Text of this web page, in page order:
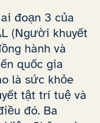
đoạn 3 của
(Người khuyết
hành và
quốc gia
là sức khỏe
tật trí tuệ và
đó. Ba